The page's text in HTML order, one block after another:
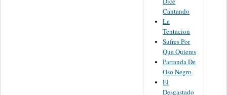
Cantando
La
Tentacion
Sufres Por
Que Quieres
Parranda De
Oso Negro
El
Desgastado